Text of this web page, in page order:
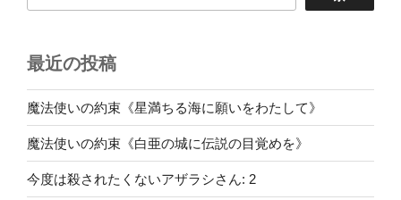
送
最近の投稿
魔法使いの約束《星満ちる海に願いをわたして》
魔法使いの約束《白亜の城に伝説の目覚めを》
今度は殺されたくないアザラシさん: 2